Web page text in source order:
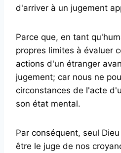
d'arriver à un jugement
Parce que, en tant
propres limites à évaluer
actions d'un étranger
jugement; car nous ne
circonstances de l'acte
son état mental.
Par conséquent, seul
être le juge de nos